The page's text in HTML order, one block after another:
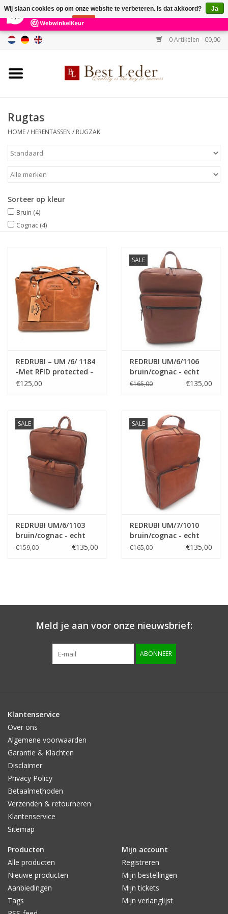
231 Reviews ×
0 Artikelen - €0,00
Home
Damestassen
Portemonnees
SALE %
Rugtas
HOME/ HERENTASSEN / RUGZAK
Sorteer op kleur
Bruin (4)
Cognac (4)
REDRUBI – UM /6/ 1184
-Met RFID protected -
echt lederen - dames
€125,00
SALE
REDRUBI UM/6/1106
bruin/cognac - echt
leren - rugzak –
protected- bruin
/cognac
€165,00 €135,00
SALE
REDRUBI UM/6/1103
bruin/cognac - echt
leren - rugzak –
€159,00 €135,00
SALE
REDRUBI UM/7/1010
bruin/cognac - echt
leren - rugzak –
€165,00 €135,00
Meld je aan voor onze nieuwsbrief:
ABONNEER
Klantenservice
Over ons
Algemene voorwaarden
Garantie & Klachten
Disclaimer
Privacy Policy
Betaalmethoden
Verzenden & retourneren
Klantenservice
Sitemap
Producten
Alle producten
Nieuwe producten
Aanbiedingen
Tags
Mijn account
Registreren
Mijn bestellingen
Mijn tickets
Mijn verlanglijst
Wij slaan cookies op om onze website te verbeteren. Is dat akkoord?
Ja
Nee